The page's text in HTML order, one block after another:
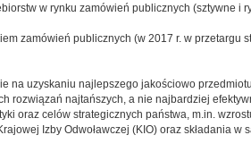
w rynku zamówień publicznych (sztywne
zamówień publicznych (w 2017 r. w przetargu
na uzyskaniu najlepszego jakościowo
najtańszych, a nie najbardziej
oraz celów strategicznych państwa, m.in.
Izby Odwoławczej (KIO) oraz składania